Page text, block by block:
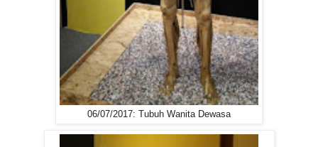
06/07/2017: Tubuh Wanita Dewasa